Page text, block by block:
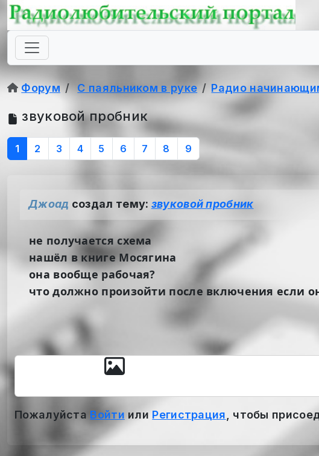
Форум С паяльником в руке Радио
звуковой пробник
1 2 3 4 5 6 7 8 9
Джоад создал тему: звуковой пробник
не получается схема
нашёл в книге Мосягина
она вообще рабочая?
что должно произойти после включения если
Пожалуйста Войти или Регистрация , чтобы